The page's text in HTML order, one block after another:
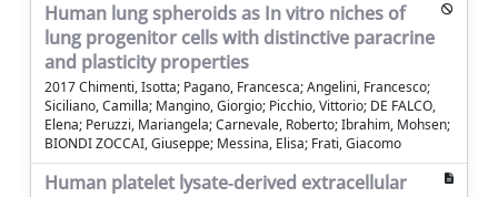
Human lung spheroids as In vitro niches of
lung progenitor cells with distinctive paracrine
and plasticity properties
2017 Chimenti, Isotta; Pagano, Francesca; Angelini, Francesco;
Siciliano, Camilla; Mangino, Giorgio; Picchio, Vittorio; DE FALCO,
Elena; Peruzzi, Mariangela; Carnevale, Roberto; Ibrahim, Mohsen;
BIONDI ZOCCAI, Giuseppe; Messina, Elisa; Frati, Giacomo
Human platelet lysate‐derived extracellular